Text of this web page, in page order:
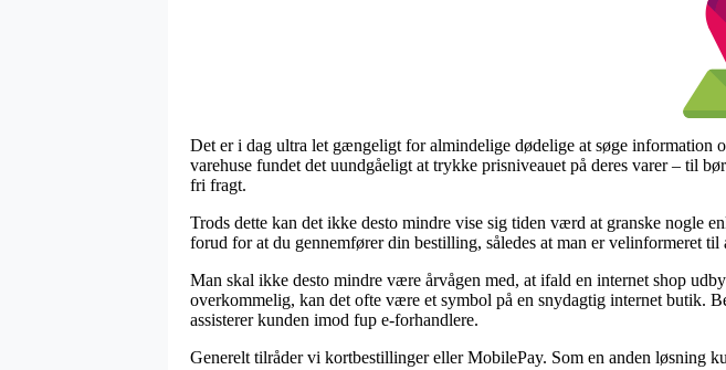
Det er i dag ultra let gængeligt for almindelige dødelige at søge information
varehuse fundet det uundgåeligt at trykke prisniveauet på deres varer – til
fri fragt.
Trods dette kan det ikke desto mindre vise sig tiden værd at granske nogle
forud for at du gennemfører din bestilling, således at man er velinformeret til
Man skal ikke desto mindre være årvågen med, at ifald en internet shop
overkommelig, kan det ofte være et symbol på en snydagtig internet butik.
assisterer kunden imod fup e-forhandlere.
Generelt tilråder vi kortbestillinger eller MobilePay. Som en anden løsning